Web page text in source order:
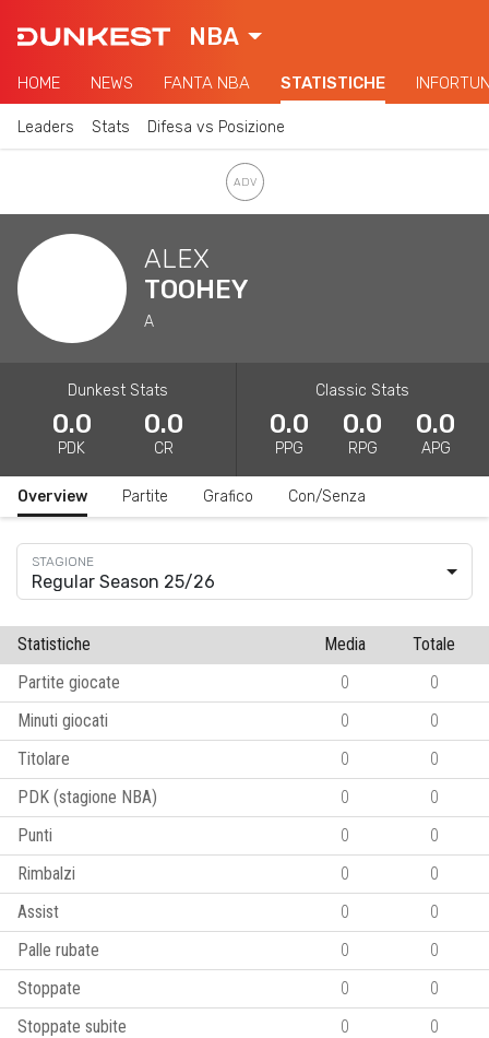
NBA
HOME NEWS FANTA NBA STATISTICHE
Leaders Stats Difesa vs Posizione
ALEX
TOOHEY
A
Dunkest Stats
0.0
PDK
0.0
CR
Classic Stats
0.0
PPG
0.0
RPG
0.0
APG
Overview Partite Grafico Con/Senza
Regular Season 25/26
Statistiche Media
Totale
Partite giocate
0
0
Minuti giocati
0
0
Titolare
0
0
PDK (stagione NBA)
0
0
Punti
0
0
Rimbalzi
0
0
Assist
0
0
Palle rubate
0
0
Stoppate
0
0
Stoppate subite
0
0